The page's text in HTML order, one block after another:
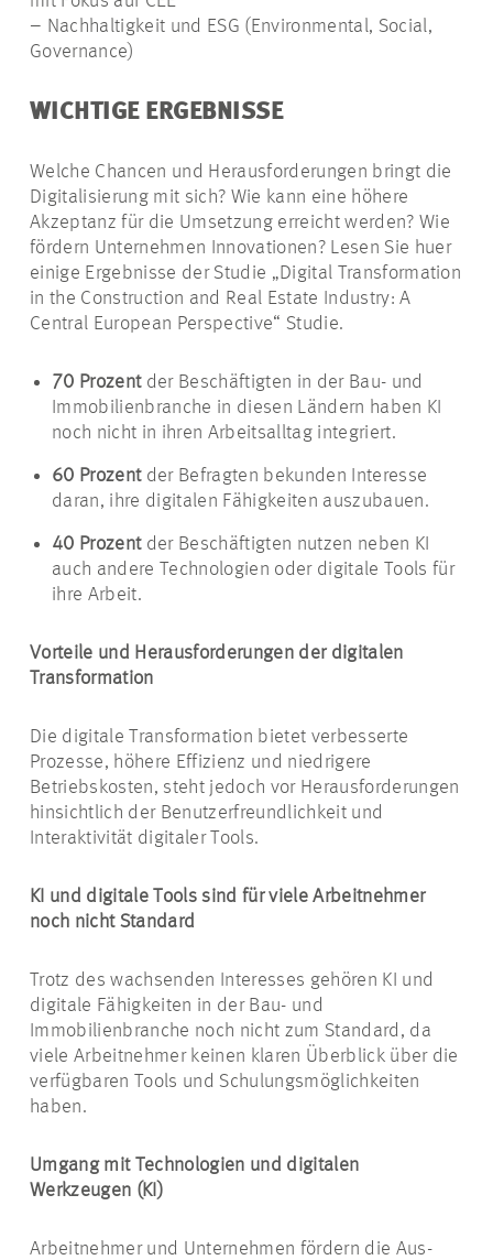
– Nachhaltigkeit und ESG (Environmental, Social,
Governance)
WICHTIGE ERGEBNISSE
Welche Chancen und Herausforderungen bringt die
Digitalisierung mit sich? Wie kann eine höhere
Akzeptanz für die Umsetzung erreicht werden? Wie
fördern Unternehmen Innovationen? Lesen Sie huer
einige Ergebnisse der Studie „Digital Transformation
in the Construction and Real Estate Industry: A
Central European Perspective“ Studie.
70 Prozentder Beschäftigten in der Bau- und
Immobilienbranche in diesen Ländern haben KI
noch nicht in ihren Arbeitsalltag integriert.
60 Prozentder Befragten bekunden Interesse
daran, ihre digitalen Fähigkeiten auszubauen.
40 Prozentder Beschäftigten nutzen neben KI
auch andere Technologien oder digitale Tools für
ihre Arbeit.
Vorteile und Herausforderungen der digitalen
Transformation
Die digitale Transformation bietet verbesserte
Prozesse, höhere Effizienz und niedrigere
Betriebskosten, steht jedoch vor Herausforderungen
hinsichtlich der Benutzerfreundlichkeit und
Interaktivität digitaler Tools.
KI und digitale Tools sind für viele Arbeitnehmer
noch nicht Standard
Trotz des wachsenden Interesses gehören KI und
digitale Fähigkeiten in der Bau- und
Immobilienbranche noch nicht zum Standard, da
viele Arbeitnehmer keinen klaren Überblick über die
verfügbaren Tools und Schulungsmöglichkeiten
haben.
Umgang mit Technologien und digitalen
Werkzeugen (KI)
Arbeitnehmer und Unternehmen fördern die Aus-